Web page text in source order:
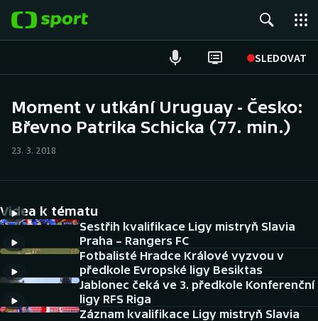
SLEDOVAT
Hokej
Cyklistika
DALŠÍ SPORTY
Americký fotbal
NEPŘEHLÉDNĚTE
Moment v utkání Uruguay - Česko:
Břevno Patrika Schicka (77. min.)
23. 3. 2018
Videa k tématu
Sestřih kvalifikace Ligy mistryň Slavia
Praha – Rangers FC
Fotbalisté Hradce Králové vyzvou v
předkole Evropské ligy Besiktas
Jablonec čeká ve 3. předkole Konferenční
ligy RFS Riga
Záznam kvalifikace Ligy mistryň Slavia